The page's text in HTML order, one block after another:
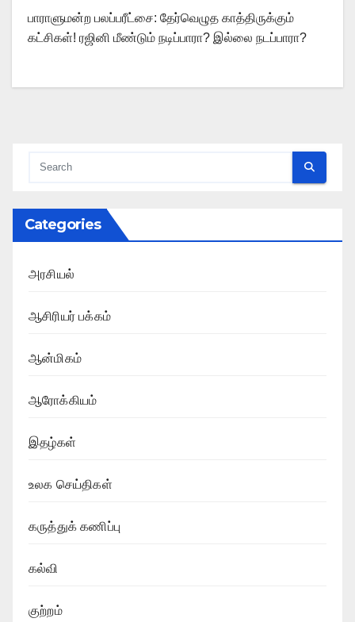
பாராளுமன்ற பலப்பரீட்சை: தேர்வெழுத காத்திருக்கும்
கட்சிகள்! ரஜினி மீண்டும் நடிப்பாரா? இல்லை நடப்பாரா?
Categories
அரசியல்
ஆசிரியர் பக்கம்
ஆன்மிகம்
ஆரோக்கியம்
இதழ்கள்
உலக செய்திகள்
கருத்துக் கணிப்பு
கல்வி
குற்றம்